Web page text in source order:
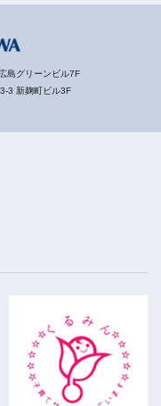
島グリーンビル7F
3 新麹町ビル3F